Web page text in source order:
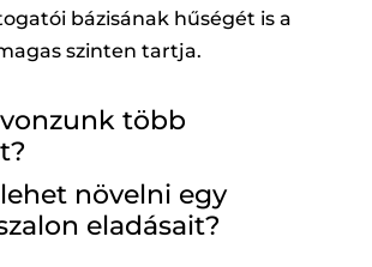
bázisának hűségét is a
szinten tartja.
több
növelni egy
eladásait?